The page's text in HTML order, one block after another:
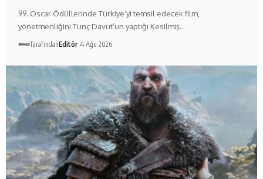
99. Oscar Ödüllerinde Türkiye’yi temsil edecek film,
yönetmenliğini Tunç Davut’un yaptığı Kesilmiş…
TarafındanEditör 4 Ağu 2026